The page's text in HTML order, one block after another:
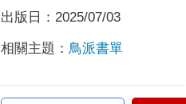
出版日： 2025/07/03
相關主題： 鳥派書單